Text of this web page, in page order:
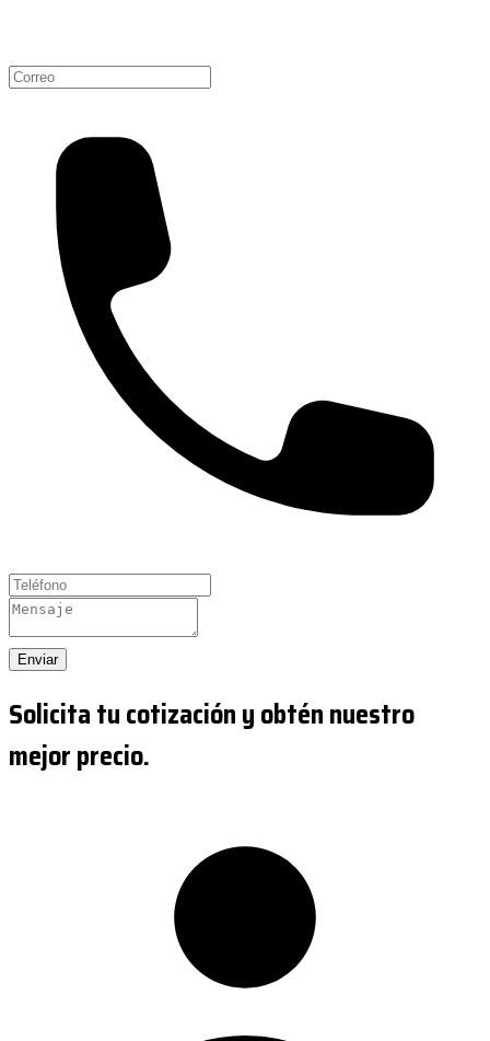
Enviar
Solicita tu cotización y obtén nuestro
mejor precio.